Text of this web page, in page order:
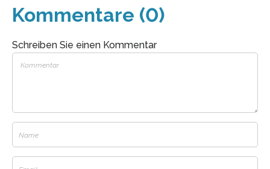
Kommentare (0)
Schreiben Sie einen Kommentar